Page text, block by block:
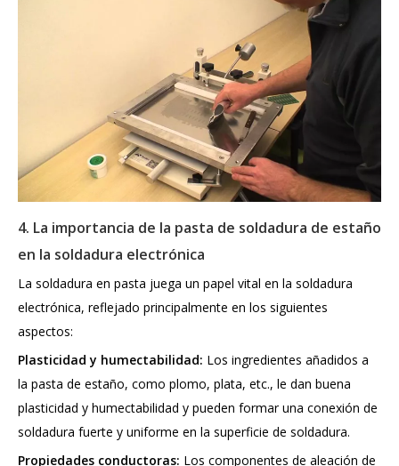
4. La importancia de la pasta de soldadura de estaño
en la soldadura electrónica
La soldadura en pasta juega un papel vital en la soldadura
electrónica, reflejado principalmente en los siguientes
aspectos:
Plasticidad y humectabilidad: Los ingredientes añadidos a
la pasta de estaño, como plomo, plata, etc., le dan buena
plasticidad y humectabilidad y pueden formar una conexión de
soldadura fuerte y uniforme en la superficie de soldadura.
Propiedades conductoras: Los componentes de aleación de